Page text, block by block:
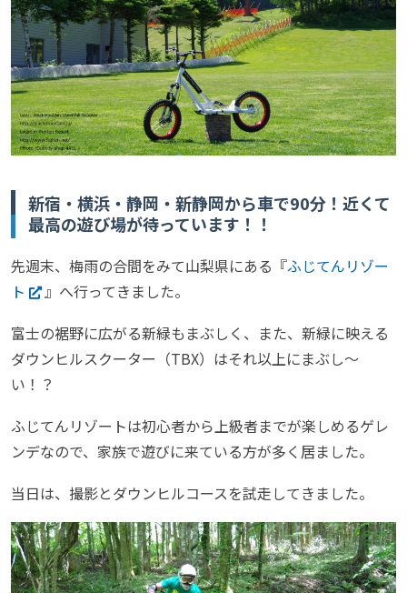
新宿・横浜・静岡・新静岡から車で90分！近くて
最高の遊び場が待っています！！
先週末、梅雨の合間をみて山梨県にある『ふじてんリゾー
ト
』へ行ってきました。
富士の裾野に広がる新緑もまぶしく、また、新緑に映える
ダウンヒルスクーター（TBX）はそれ以上にまぶし〜
い！？
ふじてんリゾートは初心者から上級者までが楽しめるゲレ
ンデなので、家族で遊びに来ている方が多く居ました。
当日は、撮影とダウンヒルコースを試走してきました。